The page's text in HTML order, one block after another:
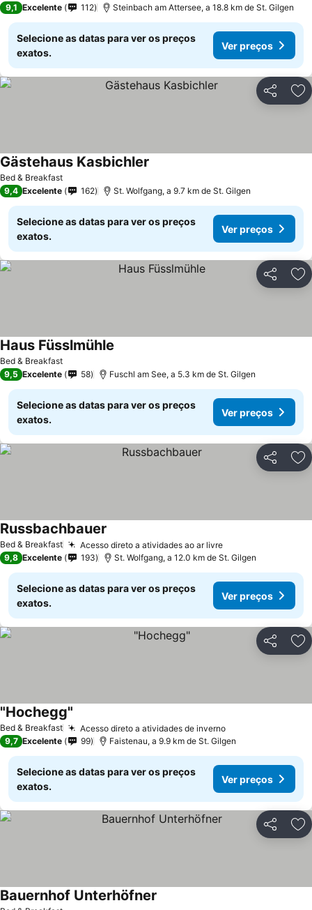
9,1 Excelente 112 Steinbach am Attersee, a 18.8 km de St. Gilgen
Selecione as datas para ver os preços
exatos.
Ver preços
Partilhar
Bed & Breakfast
Gästehaus Kasbichler
9,4 Excelente 162 St. Wolfgang, a 9.7 km de St. Gilgen
Selecione as datas para ver os preços
exatos.
Ver preços
Partilhar
Bed & Breakfast
Haus Füsslmühle
9,5 Excelente 58 Fuschl am See, a 5.3 km de St. Gilgen
Selecione as datas para ver os preços
exatos.
Ver preços
Partilhar
Bed & Breakfast Acesso direto a atividades ao ar livre
Russbachbauer
9,8 Excelente 193 St. Wolfgang, a 12.0 km de St. Gilgen
Selecione as datas para ver os preços
exatos.
Ver preços
Partilhar
Bed & Breakfast Acesso direto a atividades de inverno
"Hochegg"
9,7 Excelente 99 Faistenau, a 9.9 km de St. Gilgen
Selecione as datas para ver os preços
exatos.
Ver preços
Partilhar
Bauernhof Unterhöfner